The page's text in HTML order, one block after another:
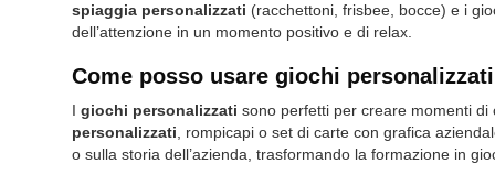
spiaggia personalizzati (racchettoni, frisbee, bocce) e i
dell’attenzione in un momento positivo e di relax.
Come posso usare giochi
I giochi personalizzati sono perfetti per creare momenti
personalizzati, rompicapi o set di carte con grafica
o sulla storia dell’azienda, trasformando la formazione in